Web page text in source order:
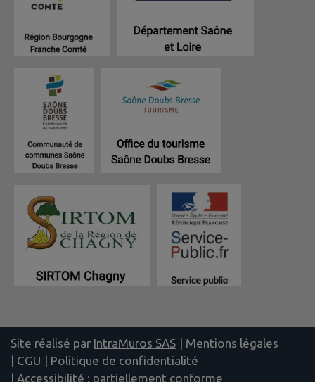
Site réalisé par IntraMuros SAS | Mentions légales
| CGU | Politique de confidentialité
| Accessibilité : partiellement conforme